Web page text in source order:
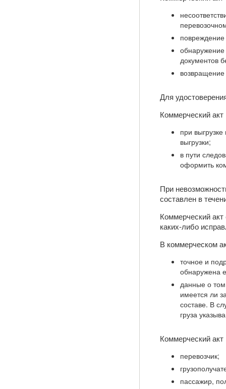
обнаружение
документов
возвращение
Для
Коммерческий
при
выгрузки;
в пути
оформить
При
составлен в
Коммерческий
каких-либо
В коммерческом
точное и
обнаружена
данные о
имеется ли
составе. В
груза
Коммерческий
перевозчик;
пассажир,